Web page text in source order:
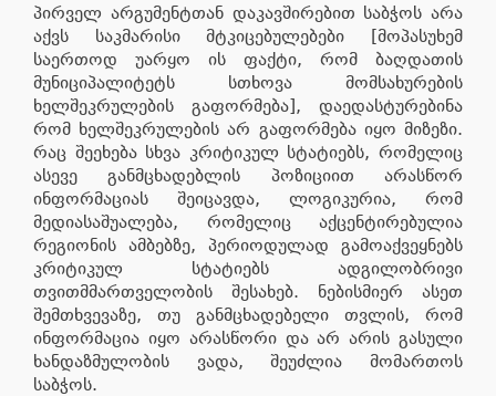
პირველ არგუმენტთან დაკავშირებით საბჭოს არა
აქვს საკმარისი მტკიცებულებები [მოპასუხემ
საერთოდ უარყო ის ფაქტი, რომ ბაღდათის
მუნიციპალიტეტს სთხოვა მომსახურების
ხელშეკრულების გაფორმება], დაედასტურებინა
რომ ხელშეკრულების არ გაფორმება იყო მიზეზი.
რაც შეეხება სხვა კრიტიკულ სტატიებს, რომელიც
ასევე განმცხადებლის პოზიციით არასწორ
ინფორმაციას შეიცავდა, ლოგიკურია, რომ
მედიასაშუალება, რომელიც აქცენტირებულია
რეგიონის ამბებზე, პერიოდულად გამოაქვეყნებს
კრიტიკულ სტატიებს ადგილობრივი
თვითმმართველობის შესახებ. ნებისმიერ ასეთ
შემთხვევაზე, თუ განმცხადებელი თვლის, რომ
ინფორმაცია იყო არასწორი და არ არის გასული
ხანდაზმულობის ვადა, შეუძლია მომართოს
საბჭოს.